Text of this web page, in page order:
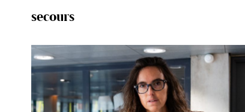
secours